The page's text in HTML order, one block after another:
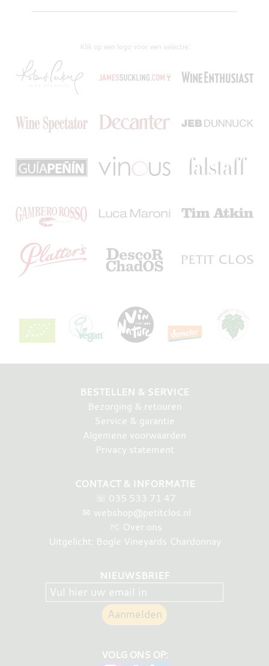
Klik op een logo voor een selectie:
BESTELLEN & SERVICE
Bezorging & retouren
Service & garantie
Algemene voorwaarden
Privacy statement
CONTACT & INFORMATIE
☏ 035 533 71 47
✉ webshop@petitclos.nl
Over ons
Uitgelicht: Bogle Vineyards Chardonnay
NIEUWSBRIEF
VOLG ONS OP: